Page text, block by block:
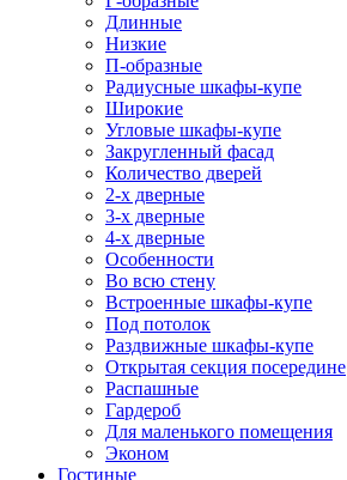
Длинные
Низкие
П-образные
Радиусные шкафы-купе
Широкие
Угловые шкафы-купе
Закругленный фасад
Количество дверей
2-х дверные
3-х дверные
4-х дверные
Особенности
Во всю стену
Встроенные шкафы-купе
Под потолок
Раздвижные шкафы-купе
Открытая секция посередине
Распашные
Гардероб
Для маленького помещения
Эконом
Гостиные